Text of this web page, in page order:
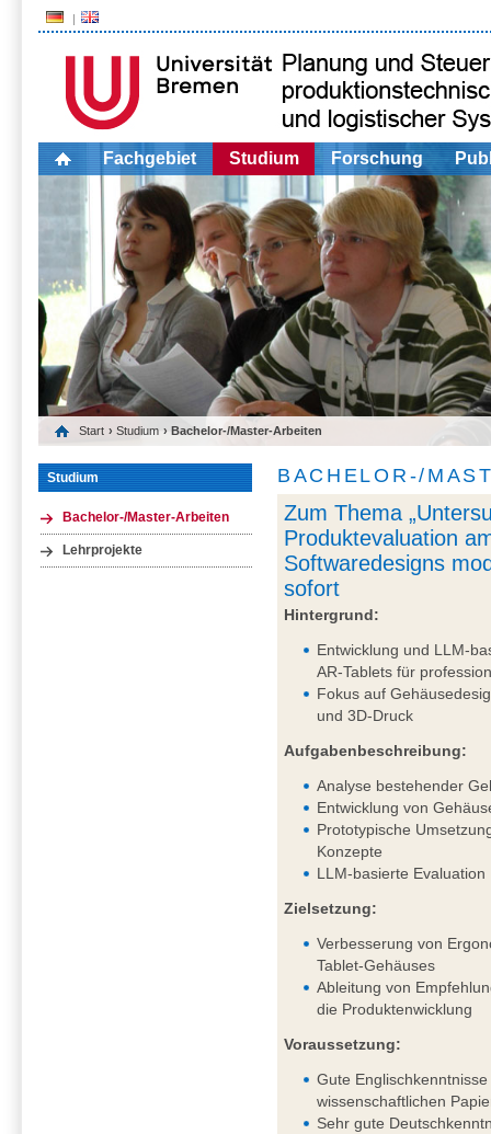
Fachgebiet Studium Forschung
Start ›Studium › Bachelor-/Master-Arbeiten
Studium
Bachelor-/Master-Arbeiten
Lehrprojekte
BACHELOR-/
Zum Thema
Produktevaluation
Softwaredesigns
sofort
Hintergrund:
Entwicklung und LLM-
AR-Tablets für
Fokus auf
und 3D-Druck
Aufgabenbeschreibung:
Analyse bestehender
Entwicklung von
Prototypische
Konzepte
LLM-basierte Evaluation
Zielsetzung:
Verbesserung von
Tablet-Gehäuses
Ableitung von
die Produktenwicklung
Voraussetzung:
Gute
wissenschaftlichen
Sehr gute